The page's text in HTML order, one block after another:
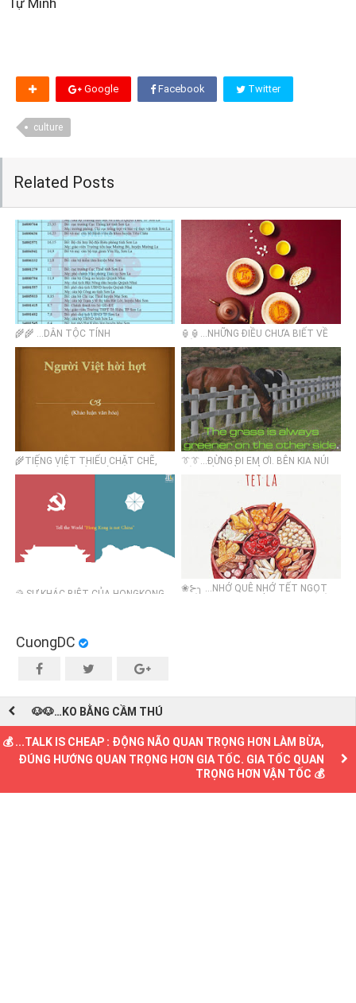
Google Facebook Twitter
culture
Related Posts
🌾🌾 ...DÂN TỘC TÍNH
🏮🏮…NHỮNG ĐIỀU CHƯA BIẾT VỀ
🌾TIẾNG VIỆT THIẾU CHẶT CHẼ,
👔👔...ĐỪNG ĐI EM ƠI. BÊN KIA NÚI
⛱️ SỰ KHÁC BIỆT CỦA HONGKONG
❀⊱╮ …NHỚ QUÊ NHỚ TẾT NGỌT
CuongDC
🐶🐶…KO BẰNG CẦM THÚ
💰 ...TALK IS CHEAP : ĐỘNG NÃO QUAN TRỌNG HƠN LÀM BỪA,
ĐÚNG HƯỚNG QUAN TRỌNG HƠN GIA TỐC. GIA TỐC QUAN
TRỌNG HƠN VẬN TỐC 💰